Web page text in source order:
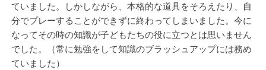
ていました。しかしながら、本格的な道具をそろえたり、自
分でプレーすることができずに終わってしまいました。今に
なってその時の知識が子どもたちの役に立つとは思いません
でした。（常に勉強をして知識のブラッシュアップには務め
ていました）